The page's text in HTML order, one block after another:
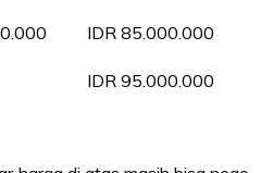
IDR 85.000.000
IDR 95.000.000